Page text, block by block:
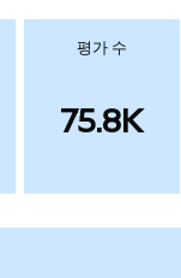
평가 수
75.8K